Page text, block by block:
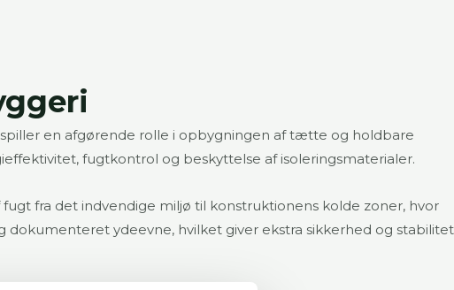
en afgørende rolle i opbygningen af tætte og holdbare
fugtkontrol og beskyttelse af isoleringsmaterialer.
fra det indvendige miljø til konstruktionens kolde zoner, hvor
ydeevne, hvilket giver ekstra sikkerhed og stabilitet